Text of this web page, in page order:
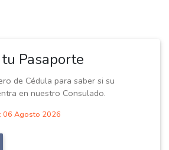
Pasaporte
de Cédula para saber si su
en nuestro Consulado.
06 Agosto 2026